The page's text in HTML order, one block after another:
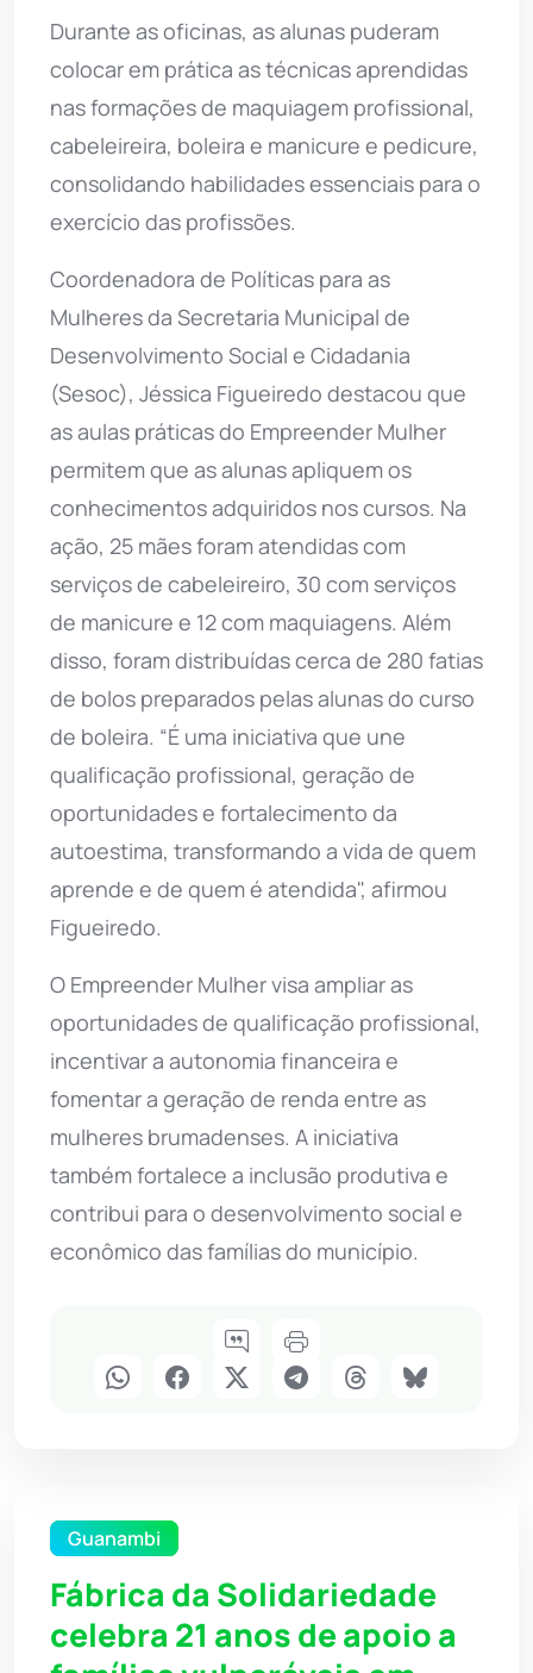
Durante as oficinas, as alunas puderam
colocar em prática as técnicas aprendidas
nas formações de maquiagem profissional,
cabeleireira, boleira e manicure e pedicure,
consolidando habilidades essenciais para o
exercício das profissões.
Coordenadora de Políticas para as
Mulheres da Secretaria Municipal de
Desenvolvimento Social e Cidadania
(Sesoc), Jéssica Figueiredo destacou que
as aulas práticas do Empreender Mulher
permitem que as alunas apliquem os
conhecimentos adquiridos nos cursos. Na
ação, 25 mães foram atendidas com
serviços de cabeleireiro, 30 com serviços
de manicure e 12 com maquiagens. Além
disso, foram distribuídas cerca de 280 fatias
de bolos preparados pelas alunas do curso
de boleira. “É uma iniciativa que une
qualificação profissional, geração de
oportunidades e fortalecimento da
autoestima, transformando a vida de quem
aprende e de quem é atendida", afirmou
Figueiredo.
O Empreender Mulher visa ampliar as
oportunidades de qualificação profissional,
incentivar a autonomia financeira e
fomentar a geração de renda entre as
mulheres brumadenses. A iniciativa
também fortalece a inclusão produtiva e
contribui para o desenvolvimento social e
econômico das famílias do município.
Guanambi
Fábrica da Solidariedade
celebra 21 anos de apoio a